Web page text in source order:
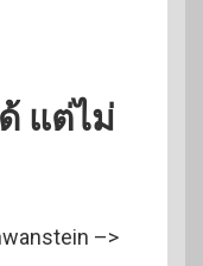
แต่ไม่
–>